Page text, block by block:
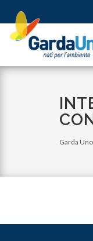
Gardauno
Spa
Garda Uno